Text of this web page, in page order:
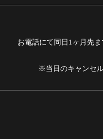
お電話にて同日1ヶ月先
※当日のキャンセ